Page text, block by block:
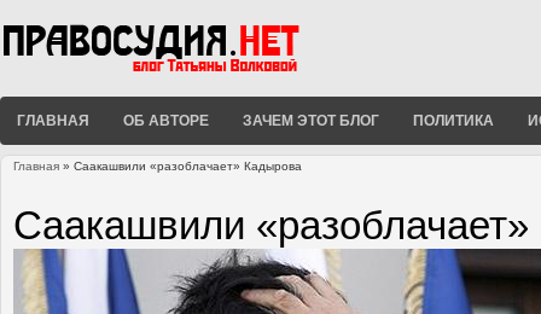
ГЛАВНАЯ ОБ АВТОРЕ ЗАЧЕМ ЭТОТ БЛОГ ПОЛИТИКА
Главная » Саакашвили «разоблачает» Кадырова
Саакашвили